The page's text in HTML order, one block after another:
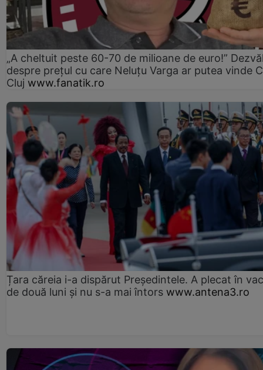
„A cheltuit peste 60-70 de milioane de euro!”
despre prețul cu care Neluțu Varga ar putea vinde
Cluj www.fanatik.ro
Țara căreia i-a dispărut Președintele. A plecat în
de două luni și nu s-a mai întors www.antena3.ro